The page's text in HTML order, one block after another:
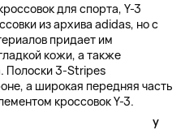
для спорта, Y-3
из архива adidas, но с
придает им
кожи, а также
Полоски 3-Stripes
а широкая передняя часть
кроссовок Y-3.
y